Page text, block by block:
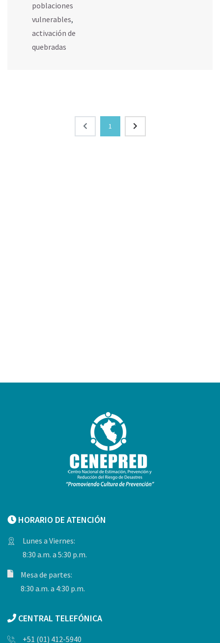
poblaciones
vulnerables,
activación de
quebradas
1
HORARIO DE ATENCIÓN
Lunes a Viernes:
8:30 a.m. a 5:30 p.m.
Mesa de partes:
8:30 a.m. a 4:30 p.m.
CENTRAL TELEFÓNICA
+51 (01) 412-5940